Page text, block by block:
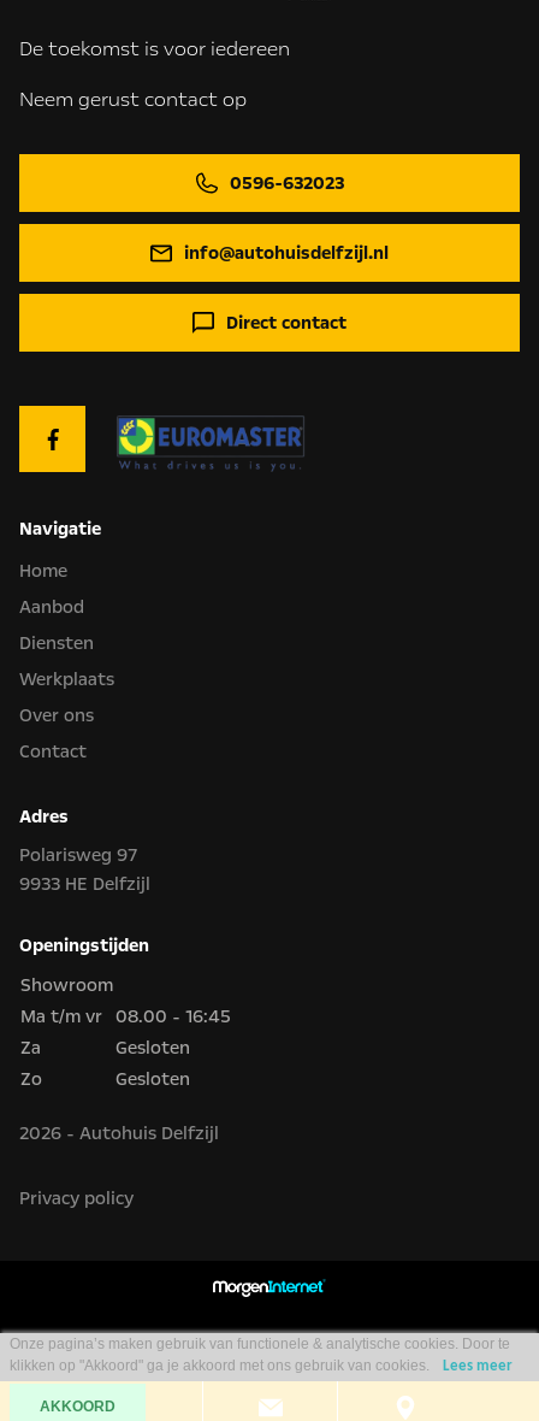
De toekomst is voor iedereen
Neem gerust contact op
0596-632023
info@autohuisdelfzijl.nl
Direct contact
Navigatie
Home
Aanbod
Diensten
Werkplaats
Over ons
Contact
Adres
Polarisweg 97
9933 HE Delfzijl
Openingstijden
Showroom
Ma t/m vr 08.00 - 16:45
Za
Gesloten
Zo
Gesloten
2026 - Autohuis Delfzijl
Privacy policy
Onze pagina’s maken gebruik van functionele & analytische cookies. Door te
klikken op "Akkoord" ga je akkoord met ons gebruik van cookies.
Lees meer
AKKOORD